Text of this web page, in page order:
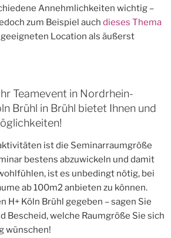
Annehmlichkeiten wichtig –
zum Beispiel auch dieses Thema
Location als äußerst
Teamevent in Nordrhein-
Brühl in Brühl bietet Ihnen und
ist die Seminarraumgröße
bestens abzuwickeln und damit
ist es unbedingt nötig, bei
ab 100m2 anbieten zu können.
H+ Köln Brühl gegeben – sagen Sie
Bescheid, welche Raumgröße Sie sich
wünschen!